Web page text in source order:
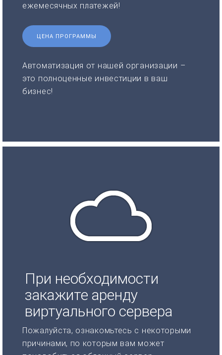
ежемесячных платежей!
ЦЕНА ПРОГРАММЫ
Автоматизация от нашей организации –
это полноценные инвестиции в ваш
бизнес!
При необходимости
закажите аренду
виртуального сервера
Пожалуйста, ознакомьтесь с некоторыми
причинами, по которым вам может